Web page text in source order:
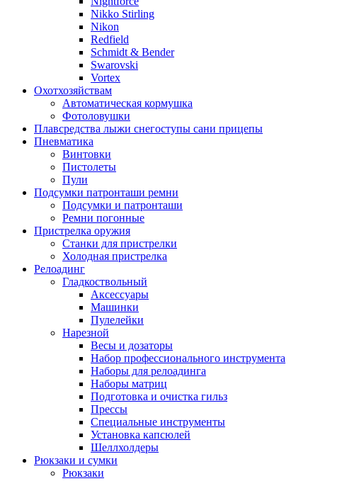
Nikko Stirling
Nikon
Redfield
Schmidt & Bender
Swarovski
Vortex
Охотхозяйствам
Автоматическая кормушка
Фотоловушки
Плавсредства лыжи снегоступы сани прицепы
Пневматика
Винтовки
Пистолеты
Пули
Подсумки патронташи ремни
Подсумки и патронташи
Ремни погонные
Пристрелка оружия
Станки для пристрелки
Холодная пристрелка
Релоадинг
Гладкоствольный
Аксессуары
Машинки
Пулелейки
Нарезной
Весы и дозаторы
Набор профессионального инструмента
Наборы для релоадинга
Наборы матриц
Подготовка и очистка гильз
Прессы
Специальные инструменты
Установка капсюлей
Шеллхолдеры
Рюкзаки и сумки
Рюкзаки